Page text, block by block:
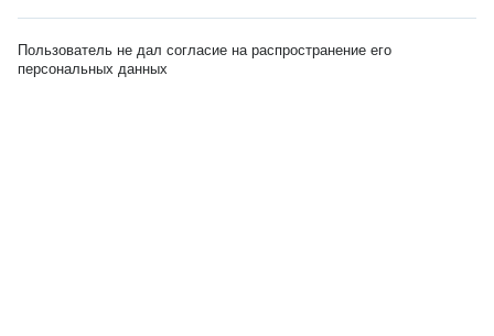
Пользователь не дал согласие на распространение его
персональных данных